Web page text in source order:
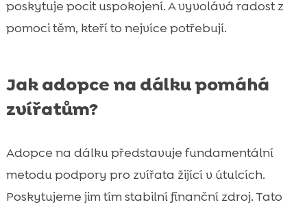
poskytuje pocit uspokojení. A vyvolává radost z
pomoci těm, kteří to nejvíce potřebují.
Jak adopce na dálku pomáhá
zvířatům?
Adopce na dálku představuje fundamentální
metodu podpory pro zvířata žijící v útulcích.
Poskytujeme jim tím stabilní finanční zdroj. Tato